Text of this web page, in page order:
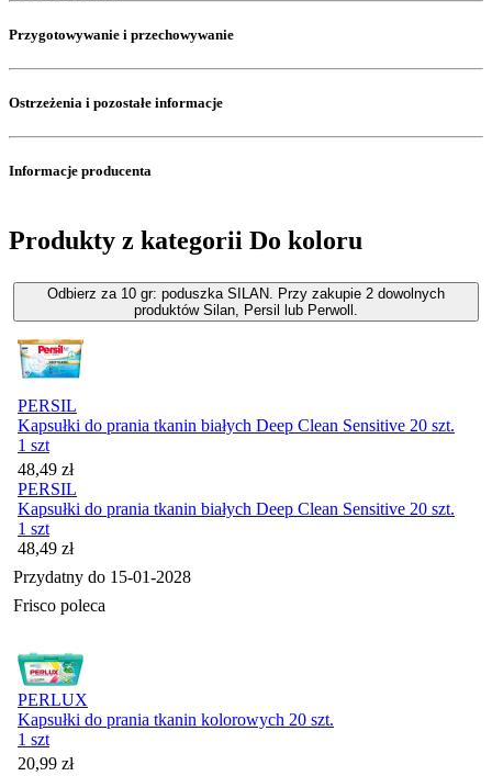
Przygotowywanie i przechowywanie
Ostrzeżenia i pozostałe informacje
Informacje producenta
Produkty z kategorii Do koloru
Odbierz za 10 gr: poduszka SILAN. Przy zakupie 2 dowolnych
produktów Silan, Persil lub Perwoll.
PERSIL
Kapsułki do prania tkanin białych Deep Clean Sensitive 20 szt.
1 szt
Cena
48,49 zł
PERSIL
Kapsułki do prania tkanin białych Deep Clean Sensitive 20 szt.
1 szt
Cena
48,49 zł
Przydatny do 15-01-2028
Frisco poleca
PERLUX
Kapsułki do prania tkanin kolorowych 20 szt.
1 szt
Cena
20,99 zł